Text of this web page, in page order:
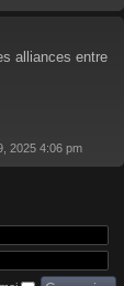
alliances entre
2025 4:06 pm